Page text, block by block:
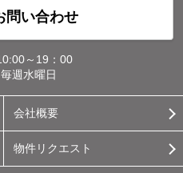
問い合わせ
～19：00
毎週水曜日
会社概要
物件リクエスト